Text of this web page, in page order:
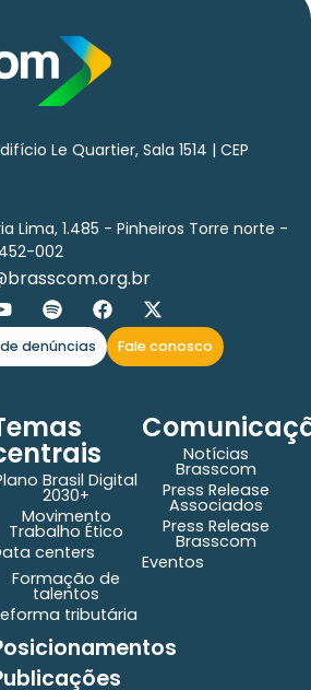
Le Quartier, Sala 1514 | CEP
Lima, 1.485 - Pinheiros Torre norte -
002
denúncias Fale conosco
Brasil Digital
2030+
Movimento
Trabalho Ético
centers
Formação de
talentos
tributária
Notícias
Brasscom
Press Release
Associados
Press Release
Brasscom
Eventos